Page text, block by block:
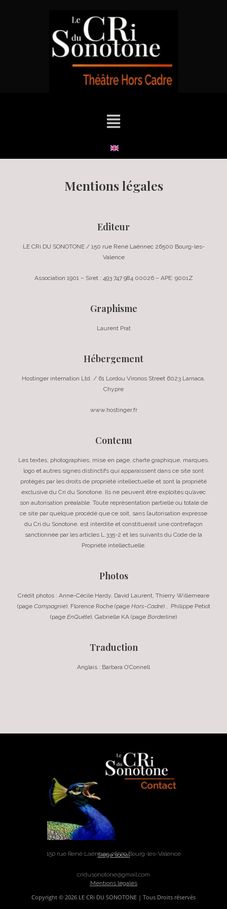
Mentions légales
Editeur
LE CRi DU SONOTONE / 150 rue René Laënnec 26500 Bourg-les-
Valence
Association 1901 – Siret : 493 747 984 00026 – APE: 9001Z
Graphisme
Laurent Prat
Hébergement
Hostinger internation Ltd. / 61 Lordou Vironos Street 6023 Larnaca,
Chypre
www.hostinger.fr
Contenu
Les textes, photographies, mise en page, charte graphique, marques,
logo et autres signes distinctifs qui apparaissent dans ce site sont
protégés par les droits de propriété intellectuelle et sont la propriété
exclusive du Cri du Sonotone. Ils ne peuvent être exploités qu’avec
son autorisation préalable. Toute représentation partielle ou totale de
ce site par quelque procédé que ce soit, sans l’autorisation expresse
du Cri du Sonotone, est interdite et constituerait une contrefaçon
sanctionnée par les articles L.335-2 et les suivants du Code de la
Propriété intellectuelle.
Photos
Crédit photos : Anne-Cécile Hardy, David Laurent, Thierry Willemeare
(page Compagnie), Florence Roche (page Hors-Cadre) , Philippe Petiot
(page EnQuête), Gabrielle KA (page Borderline)
Traduction
Anglais : Barbara O’Connell
Siège social
150 rue René Laënnec 26500 Bourg-les-Valence
cridusonotone@gmail.com
Mentions légales
Copyright © 2026 LE CRi DU SONOTONE | Tous Droits réservés